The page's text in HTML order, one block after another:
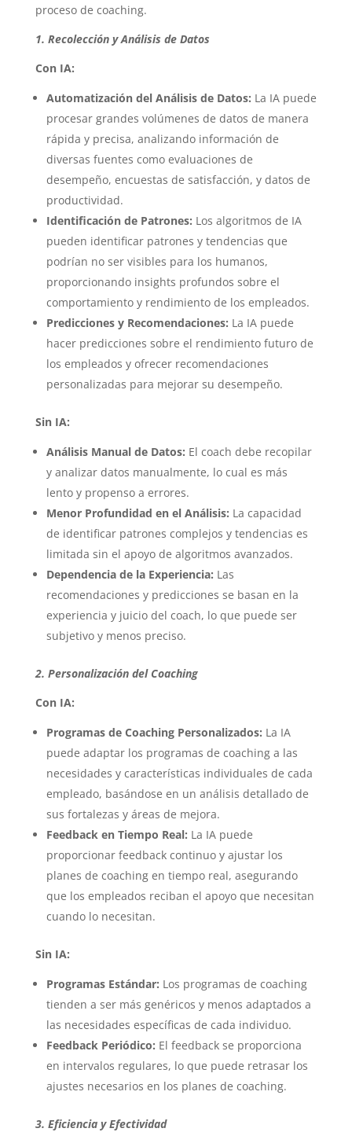
proceso de coaching.
1. Recolección y Análisis de Datos
Con IA:
Automatización del Análisis de Datos: La IA puede
procesar grandes volúmenes de datos de manera
rápida y precisa, analizando información de
diversas fuentes como evaluaciones de
desempeño, encuestas de satisfacción, y datos de
productividad.
Identificación de Patrones: Los algoritmos de IA
pueden identificar patrones y tendencias que
podrían no ser visibles para los humanos,
proporcionando insights profundos sobre el
comportamiento y rendimiento de los empleados.
Predicciones y Recomendaciones: La IA puede
hacer predicciones sobre el rendimiento futuro de
los empleados y ofrecer recomendaciones
personalizadas para mejorar su desempeño.
Sin IA:
Análisis Manual de Datos: El coach debe recopilar
y analizar datos manualmente, lo cual es más
lento y propenso a errores.
Menor Profundidad en el Análisis: La capacidad
de identificar patrones complejos y tendencias es
limitada sin el apoyo de algoritmos avanzados.
Dependencia de la Experiencia: Las
recomendaciones y predicciones se basan en la
experiencia y juicio del coach, lo que puede ser
subjetivo y menos preciso.
2. Personalización del Coaching
Con IA:
Programas de Coaching Personalizados: La IA
puede adaptar los programas de coaching a las
necesidades y características individuales de cada
empleado, basándose en un análisis detallado de
sus fortalezas y áreas de mejora.
Feedback en Tiempo Real: La IA puede
proporcionar feedback continuo y ajustar los
planes de coaching en tiempo real, asegurando
que los empleados reciban el apoyo que necesitan
cuando lo necesitan.
Sin IA:
Programas Estándar: Los programas de coaching
tienden a ser más genéricos y menos adaptados a
las necesidades específicas de cada individuo.
Feedback Periódico: El feedback se proporciona
en intervalos regulares, lo que puede retrasar los
ajustes necesarios en los planes de coaching.
3. Eficiencia y Efectividad